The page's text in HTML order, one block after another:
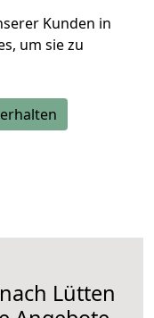
Kunden in
um sie zu
Lütten